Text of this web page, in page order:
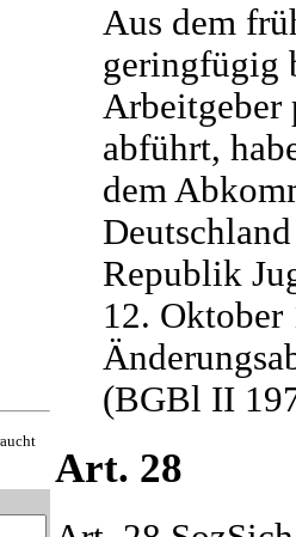
Aus dem
geringfügig
Arbeitgeber
abführt,
dem
Republik
12.
(BGBl II
Art. 28